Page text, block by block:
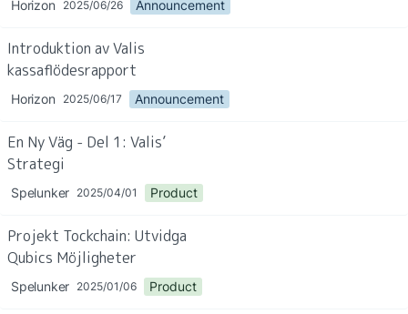
Design
Horizon 2025/06/26 Announcement
Introduktion av Valis
kassaflödesrapport
Horizon 2025/06/17 Announcement
En Ny Väg - Del 1: Valis’
Strategi
Spelunker 2025/04/01 Product
Projekt Tockchain: Utvidga
Qubics Möjligheter
Spelunker 2025/01/06 Product